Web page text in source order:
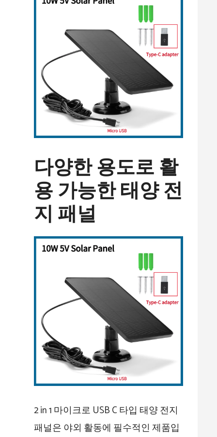
다양한 용도로 활
용 가능한 태양 전
지 패널
2 in 1 마이크로 USB C 타입 태양 전지
패널은 야외 활동에 필수적인 제품입